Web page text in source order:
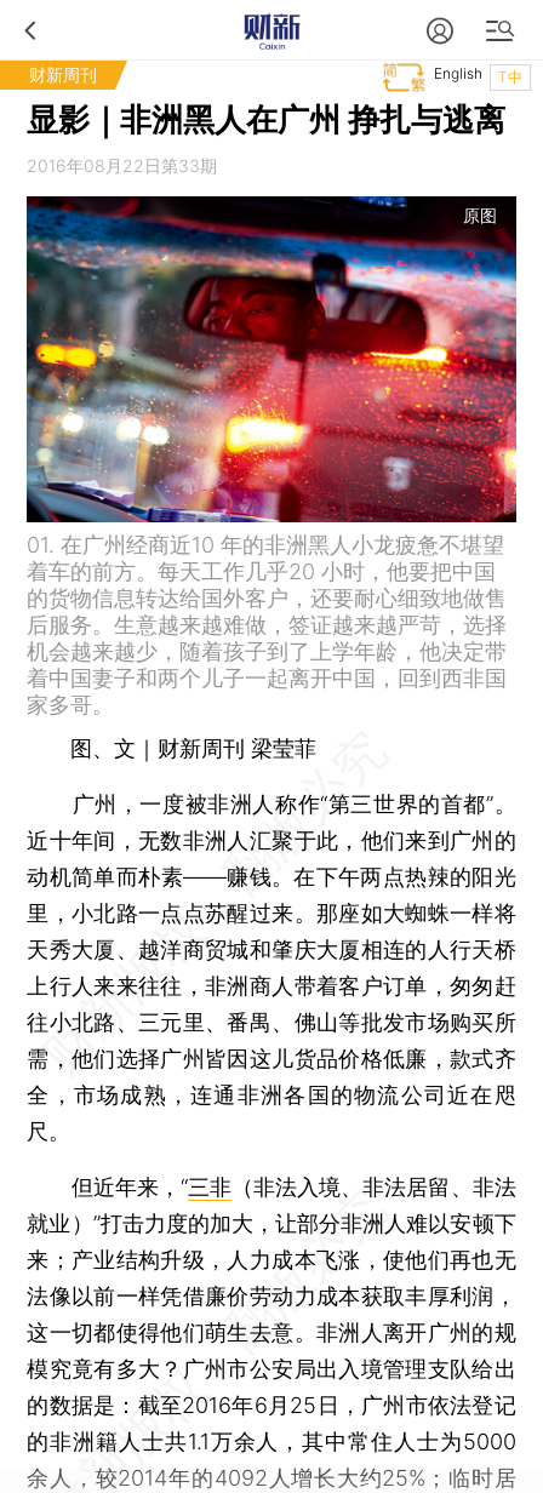
财新周刊 T中
English
显影｜非洲黑人在广州 挣扎与逃离
2016年08月22日第33期
原图
01. 在广州经商近10 年的非洲黑人小龙疲惫不堪望
着车的前方。每天工作几乎20 小时，他要把中国
的货物信息转达给国外客户，还要耐心细致地做售
后服务。生意越来越难做，签证越来越严苛，选择
机会越来越少，随着孩子到了上学年龄，他决定带
着中国妻子和两个儿子一起离开中国，回到西非国
家多哥。
图、文｜财新周刊 梁莹菲
广州，一度被非洲人称作“第三世界的首都”。
近十年间，无数非洲人汇聚于此，他们来到广州的
动机简单而朴素——赚钱。在下午两点热辣的阳光
里，小北路一点点苏醒过来。那座如大蜘蛛一样将
天秀大厦、越洋商贸城和肇庆大厦相连的人行天桥
上行人来来往往，非洲商人带着客户订单，匆匆赶
往小北路、三元里、番禺、佛山等批发市场购买所
需，他们选择广州皆因这儿货品价格低廉，款式齐
全，市场成熟，连通非洲各国的物流公司近在咫
尺。
但近年来，“三非（非法入境、非法居留、非法
就业）”打击力度的加大，让部分非洲人难以安顿下
来；产业结构升级，人力成本飞涨，使他们再也无
法像以前一样凭借廉价劳动力成本获取丰厚利润，
这一切都使得他们萌生去意。非洲人离开广州的规
模究竟有多大？广州市公安局出入境管理支队给出
的数据是：截至2016年6月25日，广州市依法登记
的非洲籍人士共1.1万余人，其中常住人士为5000
余人，较2014年的4092人增长大约25%；临时居